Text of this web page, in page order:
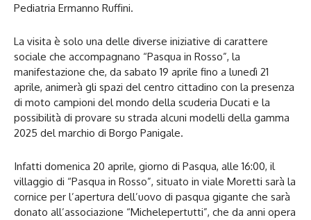
Pediatria Ermanno Ruffini.
La visita è solo una delle diverse iniziative di carattere
sociale che accompagnano “Pasqua in Rosso”, la
manifestazione che, da sabato 19 aprile fino a lunedì 21
aprile, animerà gli spazi del centro cittadino con la presenza
di moto campioni del mondo della scuderia Ducati e la
possibilità di provare su strada alcuni modelli della gamma
2025 del marchio di Borgo Panigale.
Infatti domenica 20 aprile, giorno di Pasqua, alle 16:00, il
villaggio di “Pasqua in Rosso”, situato in viale Moretti sarà la
cornice per l’apertura dell’uovo di pasqua gigante che sarà
donato all’associazione “Michelepertutti”, che da anni opera